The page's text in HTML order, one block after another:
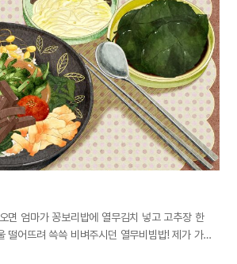
진 색으로 칠해진 외벽, 엄마를 위한 정원,
집 구석구석, 벽돌 하나 하나, 아빠의 사랑이
다. 일을 마치고 집으로 돌아갈 때면 아빠의
일이었는지 느낄 수 있었습니다. 아빠도 얼마나
음을 상상해보기도 했지요. 그러다 저는 결혼을
,…
면 엄마가 꽁보리밥에 열무김치 넣고 고추장 한
떨어뜨려 쓱쓱 비벼주시던 열무비빔밥! 제가 가장
만 지난 10년 동안 저는 열무비빔밥을 먹지